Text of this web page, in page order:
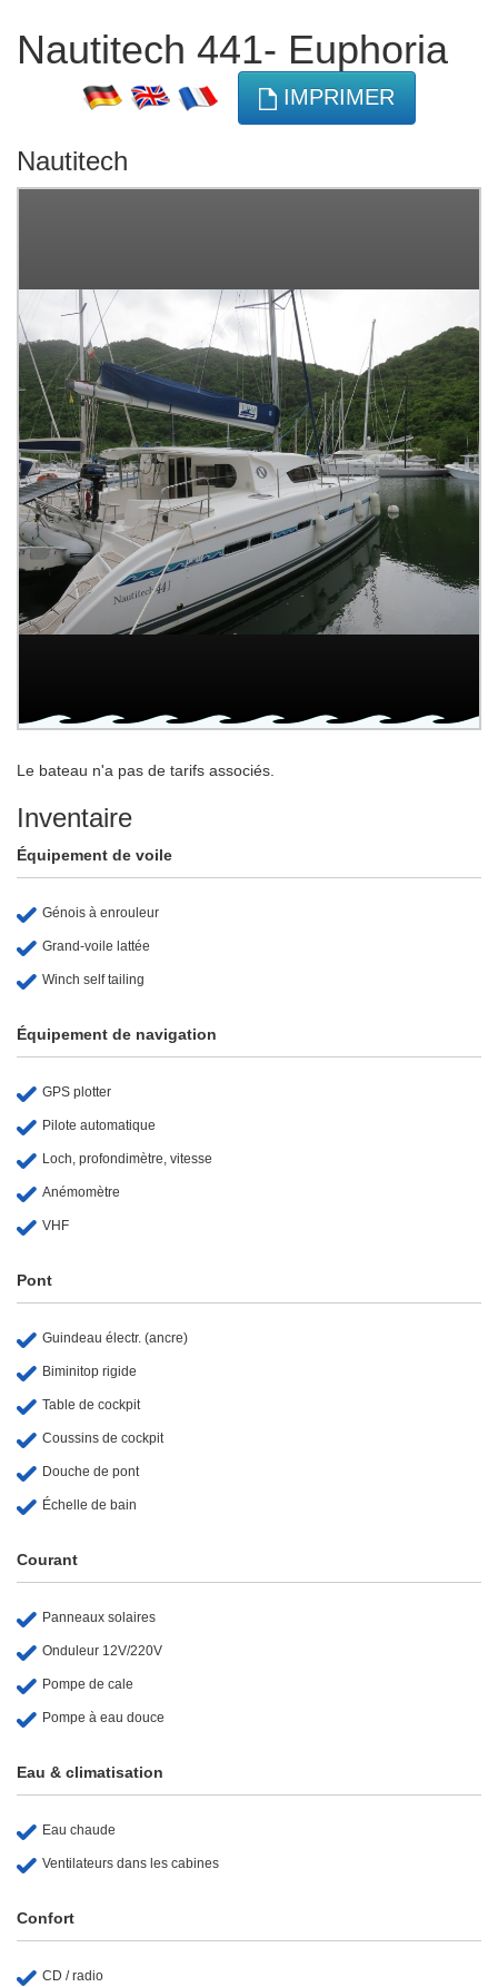
Nautitech 441- Euphoria
IMPRIMER
Nautitech
Le bateau n'a pas de tarifs associés.
Inventaire
Équipement de voile
Génois à enrouleur
Grand-voile lattée
Winch self tailing
Équipement de navigation
GPS plotter
Pilote automatique
Loch, profondimètre, vitesse
Anémomètre
VHF
Pont
Guindeau électr. (ancre)
Biminitop rigide
Table de cockpit
Coussins de cockpit
Douche de pont
Échelle de bain
Courant
Panneaux solaires
Onduleur 12V/220V
Pompe de cale
Pompe à eau douce
Eau & climatisation
Eau chaude
Ventilateurs dans les cabines
Confort
CD / radio